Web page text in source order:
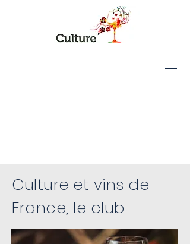
Culture et vins de
France, le club